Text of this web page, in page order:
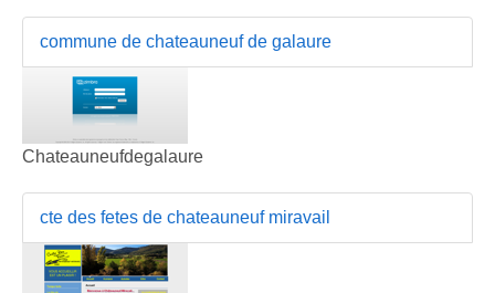
commune de chateauneuf de galaure
Chateauneufdegalaure
cte des fetes de chateauneuf miravail